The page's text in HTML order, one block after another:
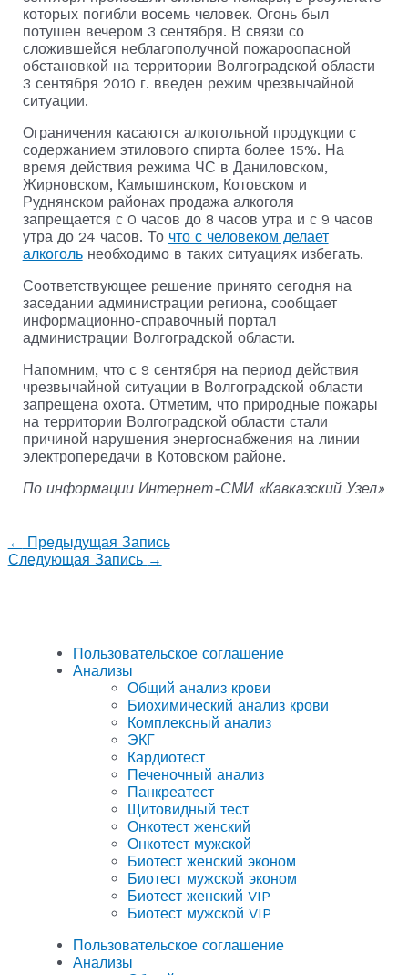
которых погибли восемь человек. Огонь был
потушен вечером 3 сентября. В связи со
сложившейся неблагополучной пожароопасной
обстановкой на территории Волгоградской области
3 сентября 2010 г. введен режим чрезвычайной
ситуации.
Ограничения касаются алкогольной продукции с
содержанием этилового спирта более 15%. На
время действия режима ЧС в Даниловском,
Жирновском, Камышинском, Котовском и
Руднянском районах продажа алкоголя
запрещается с 0 часов до 8 часов утра и с 9 часов
утра до 24 часов. То что с человеком делает
алкогольнеобходимо в таких ситуациях избегать.
Соответствующее решение принято сегодня на
заседании администрации региона, сообщает
информационно-справочный портал
администрации Волгоградской области.
Напомним, что с 9 сентября на период действия
чрезвычайной ситуации в Волгоградской области
запрещена охота. Отметим, что природные пожары
на территории Волгоградской области стали
причиной нарушения энергоснабжения на линии
электропередачи в Котовском районе.
По информации Интернет-СМИ «Кавказский Узел»
← Предыдущая Запись
Следующая Запись →
Пользовательское соглашение
Анализы
Общий анализ крови
Биохимический анализ крови
Комплексный анализ
ЭКГ
Кардиотест
Печеночный анализ
Панкреатест
Щитовидный тест
Онкотест женский
Онкотест мужской
Биотест женский эконом
Биотест мужской эконом
Биотест женский VIP
Биотест мужской VIP
Пользовательское соглашение
Анализы